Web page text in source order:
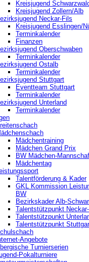
Kreisjugend
Kreisjugend Zollern/Alb
Neckar-Fils
Kreisjugend ‎Esslingen/
Terminkalender
Finanzen
Oberschwaben
Terminkalender
Ostalb
Terminkalender
Stuttgart
‎Eventteam Stuttgart
Terminkalender
Unterland
Terminkalender
Mädchentraining
Mädchen Grand Prix
BW Mädchen-
Mädchentag
Talentförderung & Kader
GKL Kommission
BW
Bezirkskader Alb-
Talentstützpunkt
Talentstützpunkt
Talentstützpunkt
Angebote
Turnierserien
Pokalturniere